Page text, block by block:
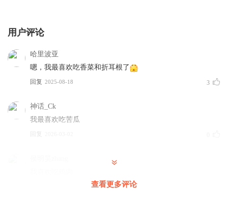
用户评论
哈里波亚
嗯，我最喜欢吃香菜和折耳根了
回复 2025-08-18 3
神话_Ck
我最喜欢吃苦瓜
回复
查看更多评论